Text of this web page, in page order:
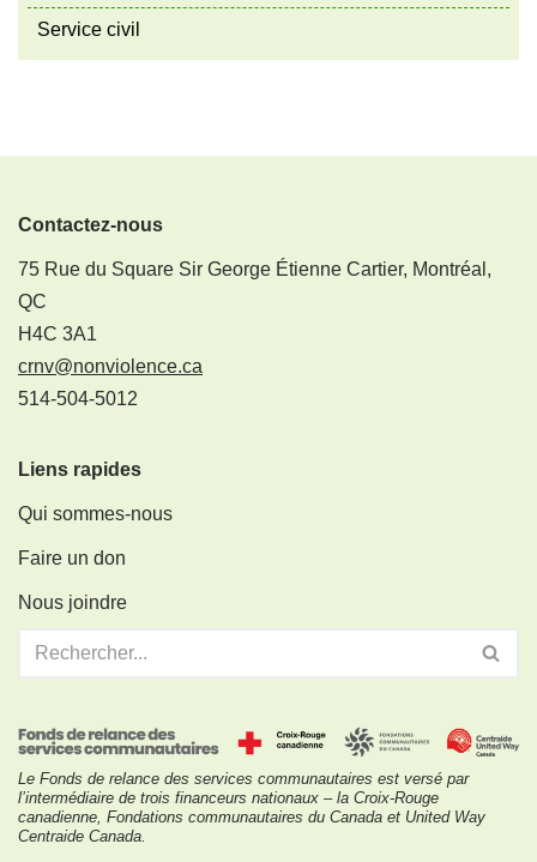
Service civil
Contactez-nous
75 Rue du Square Sir George Étienne Cartier, Montréal,
QC
H4C 3A1
crnv@nonviolence.ca
514-504-5012
Liens rapides
Qui sommes-nous
Faire un don
Nous joindre
Le Fonds de relance des services communautaires est versé par
l’intermédiaire de trois financeurs nationaux – la Croix-Rouge
canadienne, Fondations communautaires du Canada et United Way
Centraide Canada.